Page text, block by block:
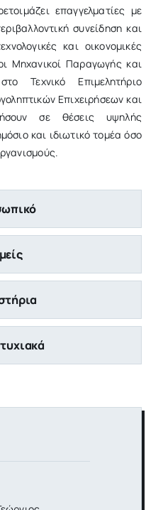
επαγγελματίες με
συνείδηση και
και οικονομικές
Μηχανικοί Παραγωγής και
Τεχνικό Επιμελητήριο
Επιχειρήσεων και
σε θέσεις υψηλής
και ιδιωτικό τομέα όσο